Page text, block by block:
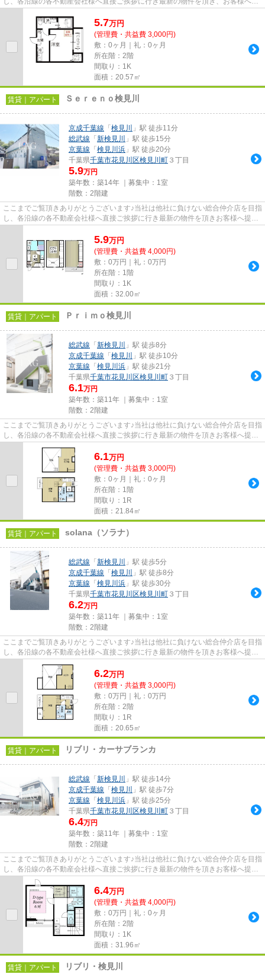
5.7万円
(管理費・共益費 3,000円)
敷：0ヶ月｜礼：0ヶ月
所在階：2階
間取り：1K
面積：20.57㎡
賃貸｜アパート Ｓｅｒｅｎｏ検見川
京成千葉線 「 検見川
」駅 徒歩11分
総武線 「 新検見川
」駅 徒歩15分
京葉線 「 検見川浜 」駅 徒歩20分
千葉県千葉市花見川区検見川町 ３丁目
5.9万円
築年数：築14年 ｜募集中： 1室
階数：2階建
ここまでご覧頂きありがとうございます♪当社は他社に負けない総合仲介店を目指
し、各沿線の各不動産会社様へ直接ご挨拶に行き最新の物件を頂きお客様へ提供
5.9万円
(管理費・共益費 4,000円)
敷：0万円｜礼：0万円
所在階：1階
間取り：1K
面積：32.00㎡
賃貸｜アパート Ｐｒｉｍｏ検見川
総武線 「 新検見川
」駅 徒歩8分
京成千葉線 「 検見川
」駅 徒歩10分
京葉線 「 検見川浜 」駅 徒歩21分
千葉県千葉市花見川区検見川町 ３丁目
6.1万円
築年数：築11年 ｜募集中： 1室
階数：2階建
ここまでご覧頂きありがとうございます♪当社は他社に負けない総合仲介店を目指
し、各沿線の各不動産会社様へ直接ご挨拶に行き最新の物件を頂きお客様へ提供
しております！最新の情報は...
6.1万円
(管理費・共益費 3,000円)
敷：0ヶ月｜礼：0ヶ月
所在階：1階
間取り：1R
面積：21.84㎡
賃貸｜アパート solana（ソラナ）
総武線 「 新検見川
」駅 徒歩5分
京成千葉線 「 検見川
」駅 徒歩8分
京葉線 「 検見川浜 」駅 徒歩30分
千葉県千葉市花見川区検見川町 ３丁目
6.2万円
築年数：築11年 ｜募集中： 1室
階数：2階建
ここまでご覧頂きありがとうございます♪当社は他社に負けない総合仲介店を目指
し、各沿線の各不動産会社様へ直接ご挨拶に行き最新の物件を頂きお客様へ提供
6.2万円
(管理費・共益費 3,000円)
敷：0万円｜礼：0万円
所在階：2階
間取り：1R
面積：20.65㎡
賃貸｜アパート リブリ・カーサブランカ
総武線 「 新検見川
」駅 徒歩14分
京成千葉線 「 検見川
」駅 徒歩7分
京葉線 「 検見川浜 」駅 徒歩25分
千葉県千葉市花見川区検見川町 ３丁目
6.4万円
築年数：築11年 ｜募集中： 1室
階数：2階建
ここまでご覧頂きありがとうございます♪当社は他社に負けない総合仲介店を目指
し、各沿線の各不動産会社様へ直接ご挨拶に行き最新の物件を頂きお客様へ提供
しております！最新の情報は...
6.4万円
(管理費・共益費 4,000円)
敷：0万円｜礼：0ヶ月
所在階：2階
間取り：1K
面積：31.96㎡
賃貸｜アパート リブリ・検見川